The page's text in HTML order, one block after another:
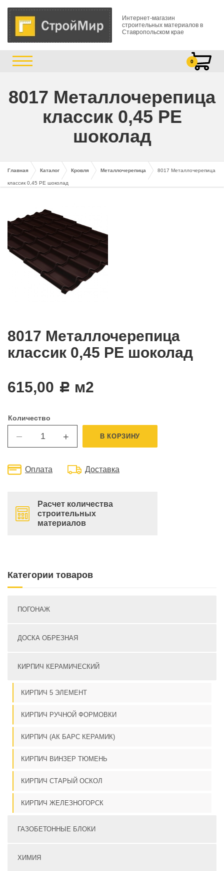
Интернет-магазин
строительных материалов в
Ставропольском крае
0
8017 Металлочерепица
классик 0,45 PE
шоколад
Главная Каталог Кровля Металлочерепица 8017 Металлочерепица
классик 0,45 PE шоколад
8017 Металлочерепица
классик 0,45 PE шоколад
615,00 c м2
Количество
— + В КОРЗИНУ
Оплата Доставка
Расчет количества
строительных
материалов
Категории товаров
ПОГОНАЖ
ДОСКА ОБРЕЗНАЯ
КИРПИЧ КЕРАМИЧЕСКИЙ
КИРПИЧ 5 ЭЛЕМЕНТ
КИРПИЧ РУЧНОЙ ФОРМОВКИ
КИРПИЧ (АК БАРС КЕРАМИК)
КИРПИЧ ВИНЗЕР ТЮМЕНЬ
КИРПИЧ СТАРЫЙ ОСКОЛ
КИРПИЧ ЖЕЛЕЗНОГОРСК
ГАЗОБЕТОННЫЕ БЛОКИ
ХИМИЯ